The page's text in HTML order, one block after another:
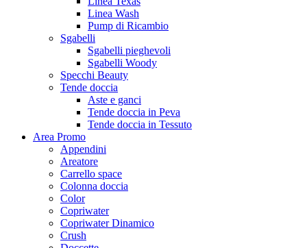
Linea Wash
Pump di Ricambio
Sgabelli
Sgabelli pieghevoli
Sgabelli Woody
Specchi Beauty
Tende doccia
Aste e ganci
Tende doccia in Peva
Tende doccia in Tessuto
Area Promo
Appendini
Areatore
Carrello space
Colonna doccia
Color
Copriwater
Copriwater Dinamico
Crush